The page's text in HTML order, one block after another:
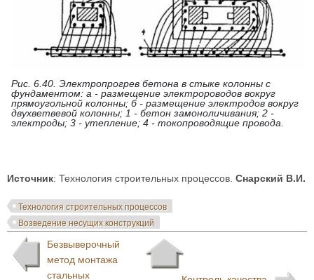
Рис. 6.40. Электропрогрев бетона в стыке колонны с
фундаментом: а - размещение электророводов вокруг
прямоугольной колонны; б - размещение электродов вокруг
двухветвевой колонны; 1 - бетон замоноличивания; 2 -
электроды; 3 - утепление; 4 - токопроводящие провода.
Источник: Технология строительных процессов. Снарский В.И.
Технология строительных процессов
Возведение несущих конструкций
Безвыверочный
метод монтажа
стальных